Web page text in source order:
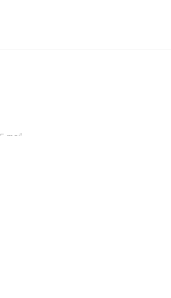
E-mail